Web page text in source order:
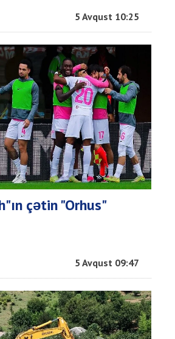
5 Avqust 10:25
çətin "Orhus"
5 Avqust 09:47